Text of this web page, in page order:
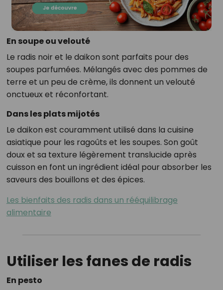
En soupe ou velouté
Le radis noir et le daikon sont parfaits pour des
soupes parfumées. Mélangés avec des pommes de
terre et un peu de crème, ils donnent un velouté
onctueux et réconfortant.
Dans les plats mijotés
Le daikon est couramment utilisé dans la cuisine
asiatique pour les ragoûts et les soupes. Son goût
doux et sa texture légèrement translucide après
cuisson en font un ingrédient idéal pour absorber les
saveurs des bouillons et des épices.
Les bienfaits des radis dans un rééquilibrage
alimentaire
Utiliser les fanes de radis
En pesto